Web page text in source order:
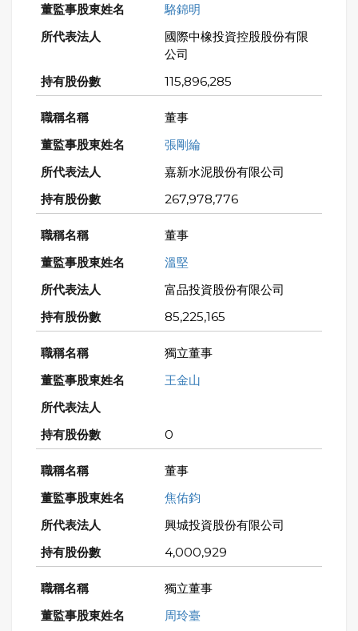
駱錦明
國際中橡投資控股股份有限
公司
115,896,285
董事
張剛綸
嘉新水泥股份有限公司
267,978,776
董事
溫堅
富品投資股份有限公司
85,225,165
獨立董事
王金山
0
董事
焦佑鈞
興城投資股份有限公司
4,000,929
獨立董事
周玲臺